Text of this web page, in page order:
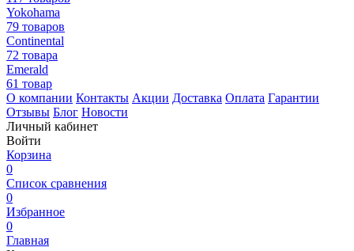
Yokohama
79 товаров
Continental
72 товара
Emerald
61 товар
О компании Контакты Акции Доставка Оплата Гарантии
Отзывы Блог Новости
Личный кабинет
Войти
Корзина
0
Список сравнения
0
Избранное
0
Главная